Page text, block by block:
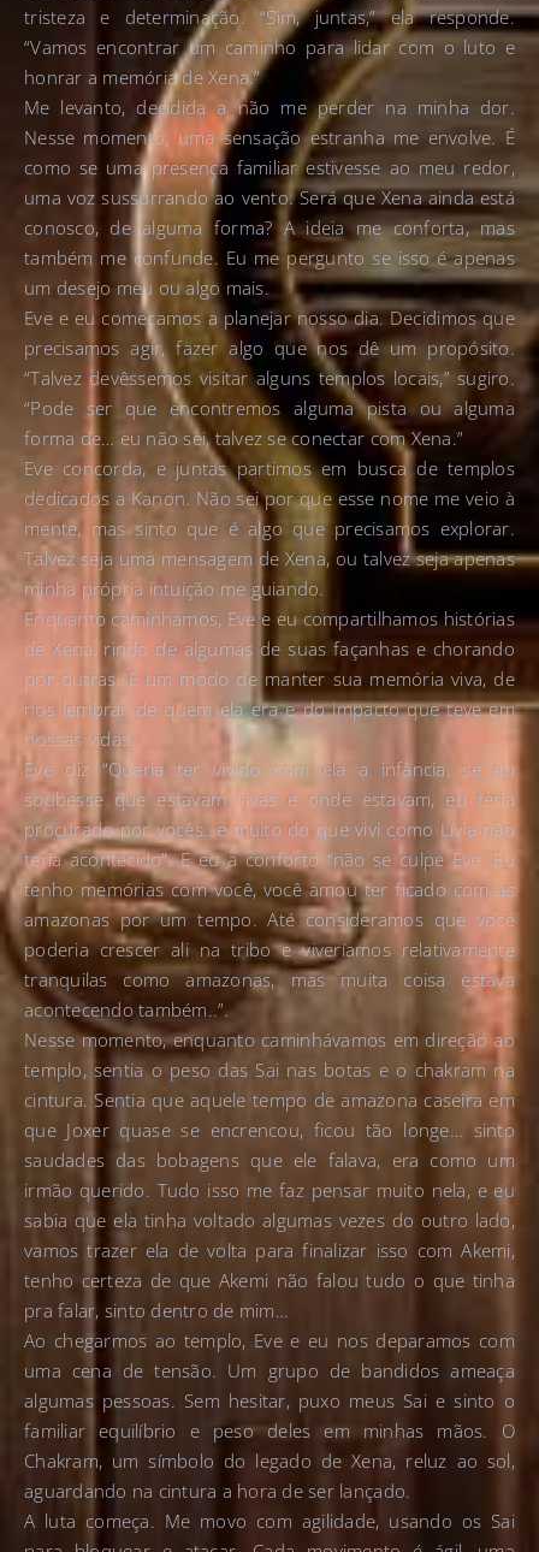
tristeza e determinação. “Sim, juntas,” ela responde.
“Vamos encontrar um caminho para lidar com o luto e
honrar a memória de Xena.”
Me levanto, decidida a não me perder na minha dor.
Nesse momento, uma sensação estranha me envolve. É
como se uma presença familiar estivesse ao meu redor,
uma voz sussurrando ao vento. Será que Xena ainda está
conosco, de alguma forma? A ideia me conforta, mas
também me confunde. Eu me pergunto se isso é apenas
um desejo meu ou algo mais.
Eve e eu começamos a planejar nosso dia. Decidimos que
precisamos agir, fazer algo que nos dê um propósito.
“Talvez devêssemos visitar alguns templos locais,” sugiro.
“Pode ser que encontremos alguma pista ou alguma
forma de… eu não sei, talvez se conectar com Xena.”
Eve concorda, e juntas partimos em busca de templos
dedicados a Kanon. Não sei por que esse nome me veio à
mente, mas sinto que é algo que precisamos explorar.
Talvez seja uma mensagem de Xena, ou talvez seja apenas
minha própria intuição me guiando.
Enquanto caminhamos, Eve e eu compartilhamos histórias
de Xena, rindo de algumas de suas façanhas e chorando
por outras. É um modo de manter sua memória viva, de
nos lembrar de quem ela era e do impacto que teve em
nossas vidas.
Eve diz “Queria ter vivido com ela a infância, se eu
soubesse que estavam vivas e onde estavam, eu teria
procurado por vocês…e muito do que vivi como Lívia não
teria acontecido”. E eu a conforto “não se culpe Eve. Eu
tenho memórias com você, você amou ter ficado com as
amazonas por um tempo. Até consideramos que você
poderia crescer ali na tribo e viveríamos relativamente
tranquilas como amazonas, mas muita coisa estava
acontecendo também..”.
Nesse momento, enquanto caminhávamos em direção ao
templo, sentia o peso das Sai nas botas e o chakram na
cintura. Sentia que aquele tempo de amazona caseira em
que Joxer quase se encrencou, ficou tão longe… sinto
saudades das bobagens que ele falava, era como um
irmão querido. Tudo isso me faz pensar muito nela, e eu
sabia que ela tinha voltado algumas vezes do outro lado,
vamos trazer ela de volta para finalizar isso com Akemi,
tenho certeza de que Akemi não falou tudo o que tinha
pra falar, sinto dentro de mim…
Ao chegarmos ao templo, Eve e eu nos deparamos com
uma cena de tensão. Um grupo de bandidos ameaça
algumas pessoas. Sem hesitar, puxo meus Sai e sinto o
familiar equilíbrio e peso deles em minhas mãos. O
Chakram, um símbolo do legado de Xena, reluz ao sol,
aguardando na cintura a hora de ser lançado.
A luta começa. Me movo com agilidade, usando os Sai